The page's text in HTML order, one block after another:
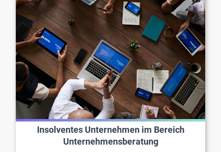
Insolventes Unternehmen im Bereich
Unternehmensberatung